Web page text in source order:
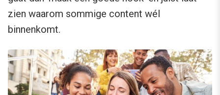
zien waarom sommige content wél
binnenkomt.